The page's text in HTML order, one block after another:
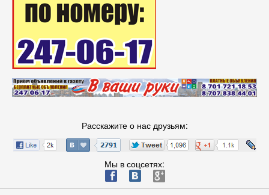
Расскажите о нас друзьям:
Мы в соцсетях:
ä æ è